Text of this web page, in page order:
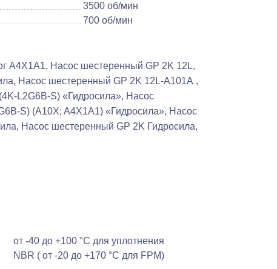
3500 об/мин
700 об/мин
А4X1A1, Насос шестеренный GP 2K 12L,
Насос шестеренный GP 2K 12L-А101А ,
L2G6B-S) «Гидросила», Насос
S) (A10X; A4X1A1) «Гидросила», Насос
Насос шестеренный GP 2K Гидросила,
от -40 до +100 °С для уплотнения
NBR ( от -20 до +170 °С для FPM)